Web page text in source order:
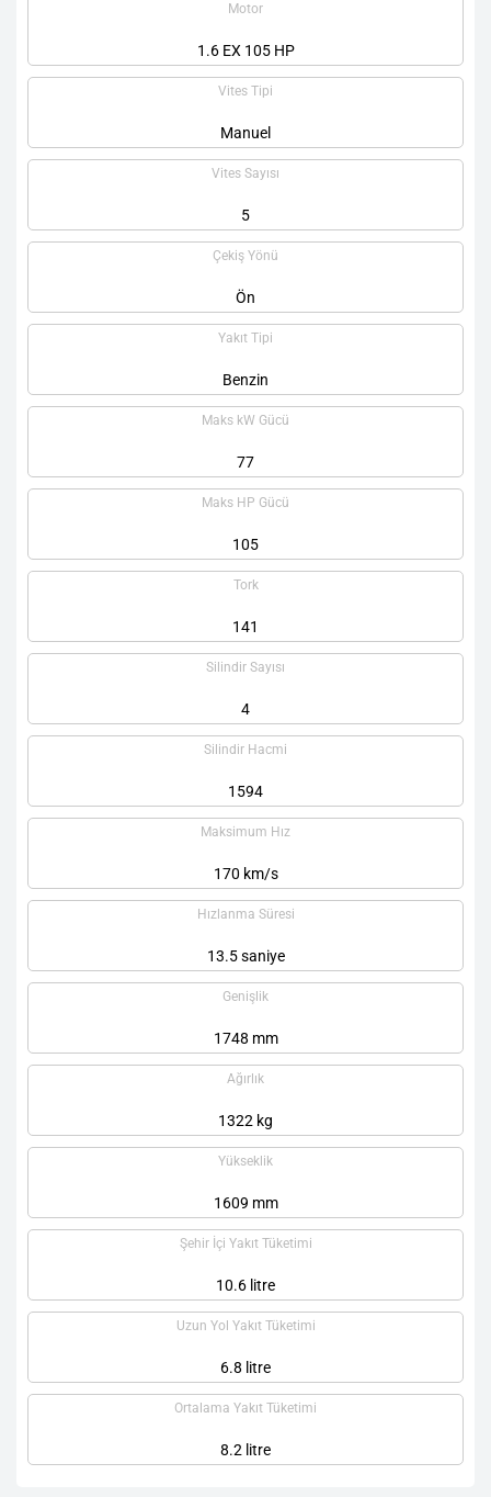
Motor
1.6 EX 105 HP
Vites Tipi
Manuel
Vites Sayısı
5
Çekiş Yönü
Ön
Yakıt Tipi
Benzin
Maks kW Gücü
77
Maks HP Gücü
105
Tork
141
Silindir Sayısı
4
Silindir Hacmi
1594
Maksimum Hız
170 km/s
Hızlanma Süresi
13.5 saniye
Genişlik
1748 mm
Ağırlık
1322 kg
Yükseklik
1609 mm
Şehir İçi Yakıt Tüketimi
10.6 litre
Uzun Yol Yakıt Tüketimi
6.8 litre
Ortalama Yakıt Tüketimi
8.2 litre